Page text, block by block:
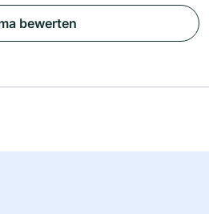
bewerten